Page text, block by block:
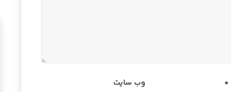
* وب‌ سایت